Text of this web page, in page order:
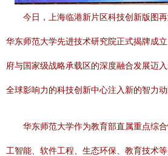
今日，上海临港新片区科技创新版图
华东师范大学先进技术研究院正式揭牌成
府与国家级战略承载区的深度融合发展迈
全球影响力的科技创新中心注入新的智力动
华东师范大学作为教育部直属重点综
工智能、软件工程、生态环保、教育技术